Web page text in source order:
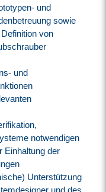
und
sowie
von
und
notwendigen
Einhaltung der
Unterstützung
und des